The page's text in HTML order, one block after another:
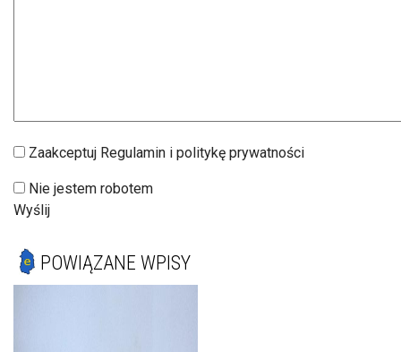
Zaakceptuj Regulamin i politykę prywatności
Nie jestem robotem
Wyślij
POWIĄZANE WPISY